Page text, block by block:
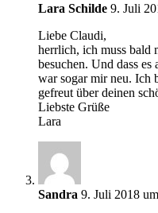
Lara Schilde 9. Juli
Liebe Claudi,
herrlich, ich muss bald
besuchen. Und dass
war sogar mir neu. Ich
gefreut über deinen
Liebste Grüße
Lara
Sandra 9. Juli 2018